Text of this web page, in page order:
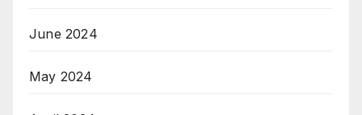
June 2024
May 2024